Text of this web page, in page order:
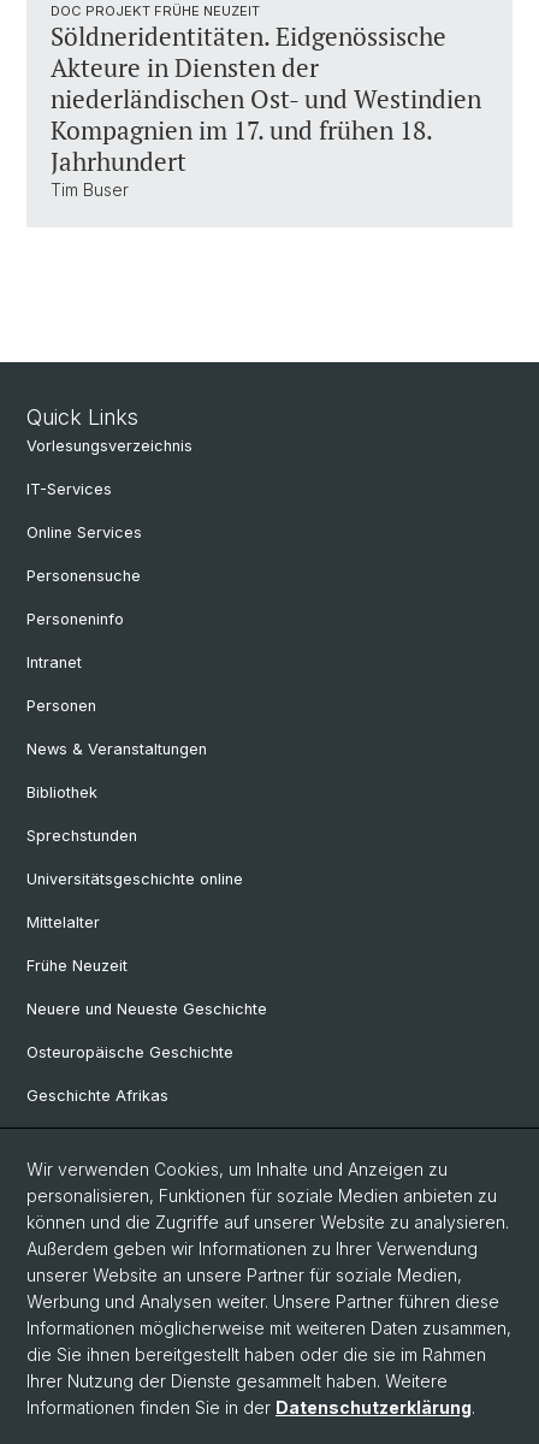
DOC PROJEKT FRÜHE NEUZEIT
Söldneridentitäten. Eidgenössische
Akteure in Diensten der
niederländischen Ost- und Westindien
Kompagnien im 17. und frühen 18.
Jahrhundert
Tim Buser
Quick Links
Vorlesungsverzeichnis
IT-Services
Online Services
Personensuche
Personeninfo
Intranet
Personen
News & Veranstaltungen
Bibliothek
Sprechstunden
Universitätsgeschichte online
Mittelalter
Frühe Neuzeit
Neuere und Neueste Geschichte
Osteuropäische Geschichte
Geschichte Afrikas
Social Media
Linkedin
Bluesky
© Universität Basel
Philosophisch-Historische Fakultät
Wir verwenden Cookies, um Inhalte und Anzeigen zu
personalisieren, Funktionen für soziale Medien anbieten zu
können und die Zugriffe auf unserer Website zu analysieren.
Außerdem geben wir Informationen zu Ihrer Verwendung
unserer Website an unsere Partner für soziale Medien,
Werbung und Analysen weiter. Unsere Partner führen diese
Informationen möglicherweise mit weiteren Daten zusammen,
die Sie ihnen bereitgestellt haben oder die sie im Rahmen
Ihrer Nutzung der Dienste gesammelt haben. Weitere
Informationen finden Sie in der Datenschutzerklärung.